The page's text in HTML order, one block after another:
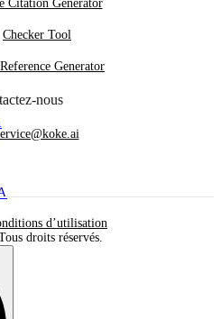
Citation Generator
Checker Tool
Generator
nous
d’utilisation
droits réservés.